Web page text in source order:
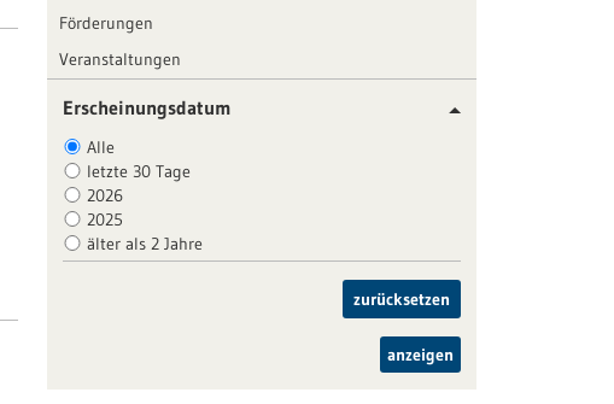
Förderungen
Veranstaltungen
Erscheinungsdatum
Alle
letzte 30 Tage
2026
2025
älter als 2 Jahre
zurücksetzen
anzeigen